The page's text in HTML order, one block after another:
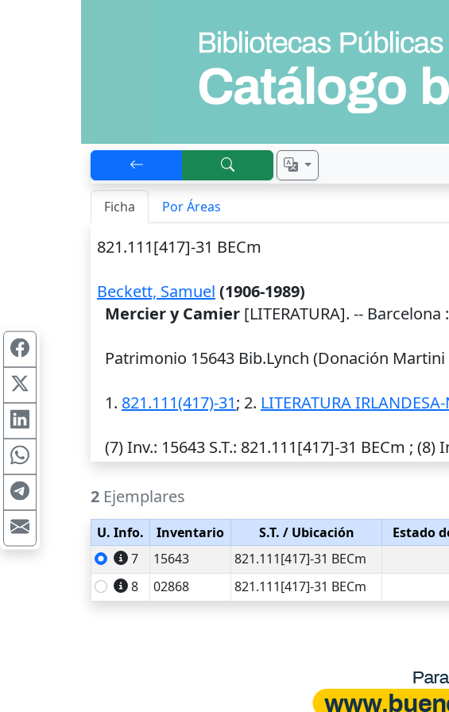
Ficha Por Áreas
821.111[417]-31 BECm
Beckett, Samuel (1906-1989)
Mercier y Camier [LITERATURA]. -- Barcelona :
Patrimonio 15643 Bib.Lynch (Donación Martini
1. 821.111(417)-31; 2. LITERATURA
(7)Inv.: 15643 S.T.: 821.111[417]-31 BECm ; (8)
2 Ejemplares
U. Info. Inventario S.T. / Ubicación Estado
7
15643 821.111[417]-31 BECm
8
02868 821.111[417]-31 BECm